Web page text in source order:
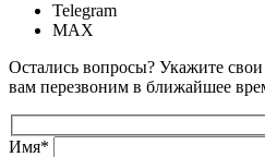
Telegram
MAX
Остались вопросы? Укажите
вам перезвоним в ближайшее
Имя*